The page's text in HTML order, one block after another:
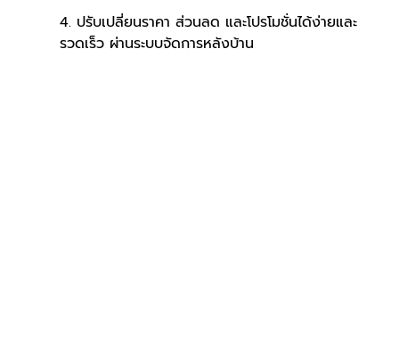
4. ปรับเปลี่ยนราคา ส่วนลด และโปรโมชั่นได้ง่ายและ
รวดเร็ว ผ่านระบบจัดการหลังบ้าน